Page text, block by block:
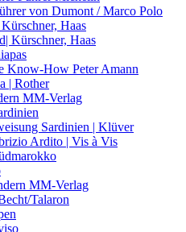
von Dumont / Marco Polo
Haas
Kürschner, Haas
Know-How Peter Amann
| Rother
MM-Verlag
Sardinien | Klüver
Ardito | Vis à Vis
MM-Verlag
Talaron